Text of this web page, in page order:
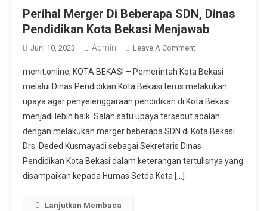
Perihal Merger Di Beberapa SDN, Dinas
Pendidikan Kota Bekasi Menjawab
Juni 10, 2023 Admin Leave A CommentOn
Merger
Di
Beberapa
SDN,
Dinas
Pendidikan
Kota
menit.online, KOTA BEKASI – Pemerintah Kota Bekasi
melalui Dinas Pendidikan Kota Bekasi terus melakukan
upaya agar penyelenggaraan pendidikan di Kota Bekasi
menjadi lebih baik. Salah satu upaya tersebut adalah
dengan melakukan merger beberapa SDN di Kota Bekasi.
Drs. Deded Kusmayadi sebagai Sekretaris Dinas
Pendidikan Kota Bekasi dalam keterangan tertulisnya yang
disampaikan kepada Humas Setda Kota […]
Lanjutkan Membaca